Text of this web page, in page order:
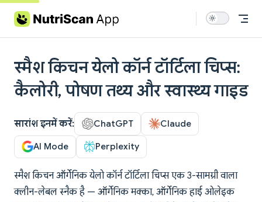
Skip to content
स्मैश किचन येलो कॉर्न टॉर्टिला चिप्स:
कैलोरी, पोषण तथ्य और स्वास्थ्य गाइड
सारांश इनमें करें: ChatGPT Claude
AI Mode Perplexity
स्मैश किचन ऑर्गेनिक येलो कॉर्न टॉर्टिला चिप्स एक 3-सामग्री वाला
क्लीन-लेबल स्नैक है — ऑर्गेनिक मक्का, ऑर्गेनिक हाई ओलेइक